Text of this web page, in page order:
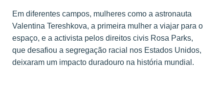
Em diferentes campos, mulheres como a astronauta
Valentina Tereshkova, a primeira mulher a viajar para o
espaço, e a activista pelos direitos civis Rosa Parks,
que desafiou a segregação racial nos Estados Unidos,
deixaram um impacto duradouro na história mundial.